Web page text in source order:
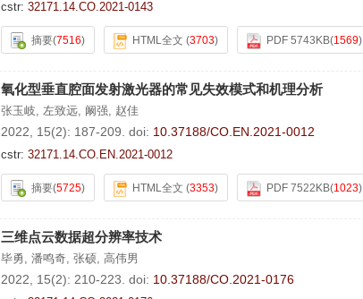
cstr: 32171.14.CO.2021-0143
摘要(7516) HTML全文 (3703) PDF 5743KB(1569)
氧化型垂直腔面发射激光器的常见失效模式和机理分析
张玉岐, 左致远, 阚强, 赵佳
2022, 15(2): 187-209. doi: 10.37188/CO.EN.2021-0012
cstr: 32171.14.CO.EN.2021-0012
摘要(5725) HTML全文 (3353) PDF 7522KB(1023)
三维点云数据超分辨率技术
毕勇, 潘鸣奇, 张硕, 高伟男
2022, 15(2): 210-223. doi: 10.37188/CO.2021-0176